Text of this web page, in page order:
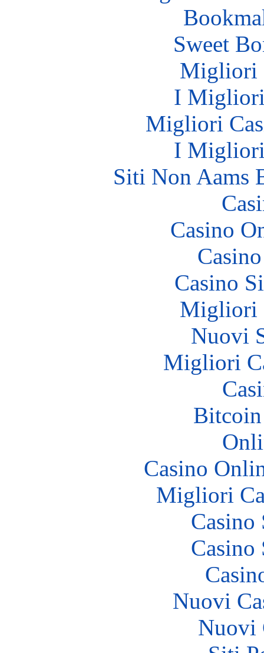
Sweet
Migliori
I
Migliori
I
Siti Non Aams
Casino
Casino
Migliori
Nuovi
Migliori
Casino
Migliori
Casino
Casino
Nuovi
Nuovi